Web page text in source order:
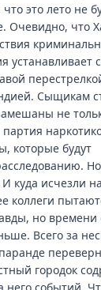
это лето не
Очевидно, что
устанавливает
Сыщикам
не
которые будут
И куда исчезли
коллеги
но времени
Всего за
городок